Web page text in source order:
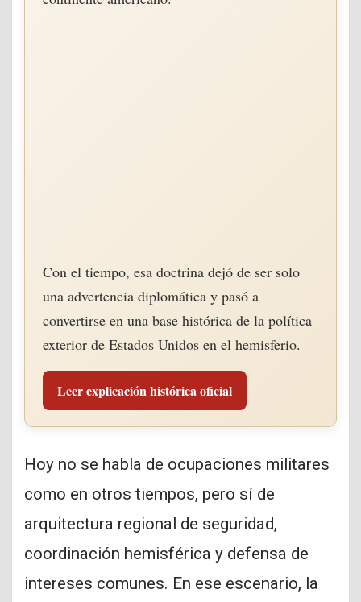
Con el tiempo, esa doctrina dejó de ser solo
una advertencia diplomática y pasó a
convertirse en una base histórica de la política
exterior de Estados Unidos en el hemisferio.
Leer explicación histórica oficial
Hoy no se habla de ocupaciones militares
como en otros tiempos, pero sí de
arquitectura regional de seguridad,
coordinación hemisférica y defensa de
intereses comunes. En ese escenario, la